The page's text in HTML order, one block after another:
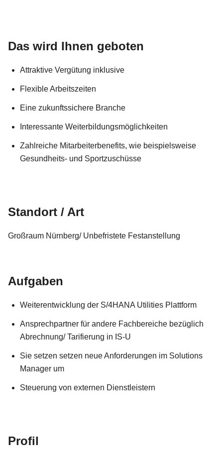
Das wird Ihnen geboten
Attraktive Vergütung inklusive
Flexible Arbeitszeiten
Eine zukunftssichere Branche
Interessante Weiterbildungsmöglichkeiten
Zahlreiche Mitarbeiterbenefits, wie beispielsweise
Gesundheits- und Sportzuschüsse
Standort / Art
Großraum Nürnberg/ Unbefristete Festanstellung
Aufgaben
Weiterentwicklung der S/4HANA Utilities Plattform
Ansprechpartner für andere Fachbereiche bezüglich
Abrechnung/ Tarifierung in IS-U
Sie setzen setzen neue Anforderungen im Solutions
Manager um
Steuerung von externen Dienstleistern
Profil